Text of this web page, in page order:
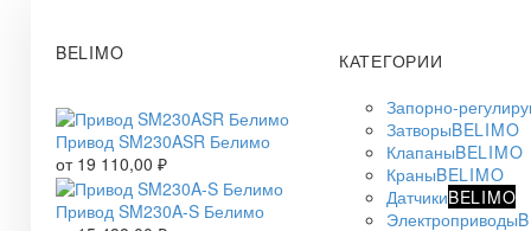
BELIMO
Привод SM230ASR Белимо
от 19 110,00 ₽
Привод SM230A-S Белимо
КАТЕГОРИИ
Запорно-
ЗатворыBELIMO
КлапаныBELIMO
КраныBELIMO
ДатчикиBELIMO
Электроприводы